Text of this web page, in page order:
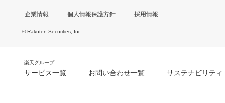
企業情報 個人情報保護方針 採用情報
© Rakuten Securities, Inc.
楽天グループ
サービス一覧 お問い合わせ一覧 サステナビリティ